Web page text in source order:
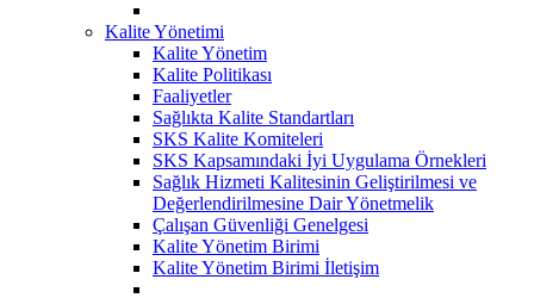
Kalite Yönetimi
Kalite Yönetim
Kalite Politikası
Faaliyetler
Sağlıkta Kalite Standartları
SKS Kalite Komiteleri
SKS Kapsamındaki İyi Uygulama Örnekleri
Sağlık Hizmeti Kalitesinin Geliştirilmesi ve
Değerlendirilmesine Dair Yönetmelik
Çalışan Güvenliği Genelgesi
Kalite Yönetim Birimi
Kalite Yönetim Birimi İletişim